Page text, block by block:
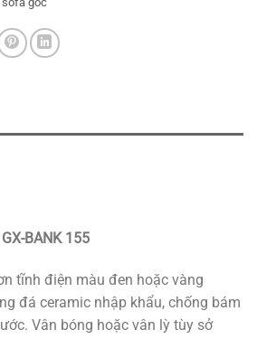
BANK 155
tĩnh điện màu đen hoặc vàng
đá ceramic nhập khẩu, chống bám
Vân bóng hoặc vân lỳ tùy sở